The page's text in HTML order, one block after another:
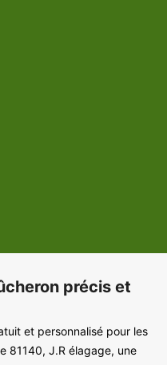
précis et
et personnalisé pour les
81140, J.R élagage, une